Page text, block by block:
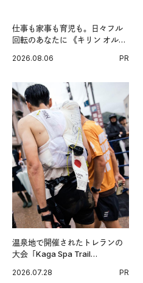
仕事も家事も育児も。日々フル
回転のあなたに 《キリン オルニ
2026.08.06 PR
温泉地で開催されたトレランの
大会「Kaga Spa Trail
戦を夢見るランナーたちの奮闘
2026.07.28 PR